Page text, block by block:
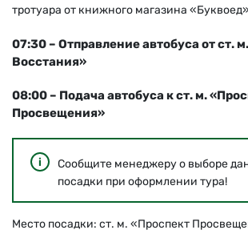
тротуара от книжного магазина
07:30 – Отправление автобуса от ст.
Восстания»
08:00 – Подача автобуса к ст. м.
Просвещения»
Сообщите менеджеру о выборе
посадки при оформлении тура!
Место посадки: ст. м. «Проспект